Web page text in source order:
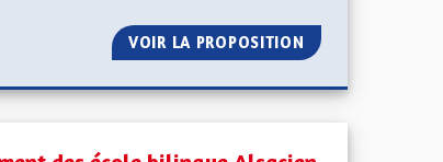
VOIR LA PROPOSITION IMPLIQUER LES